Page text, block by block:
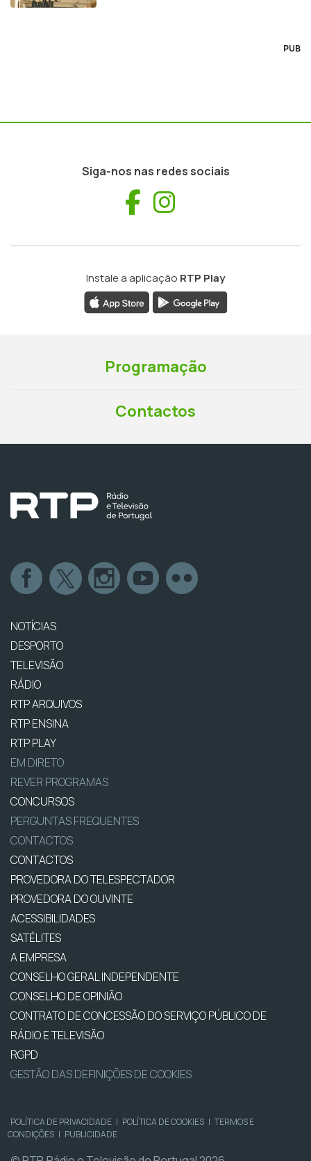
PUB
Siga-nos nas redes sociais
Facebook
Instale a aplicação RTP Play
Programação
Contactos
NOTÍCIAS
DESPORTO
TELEVISÃO
RÁDIO
RTP ARQUIVOS
RTP ENSINA
RTP PLAY
EM DIRETO
REVER PROGRAMAS
CONCURSOS
PERGUNTAS FREQUENTES
CONTACTOS
CONTACTOS
PROVEDORA DO TELESPECTADOR
PROVEDORA DO OUVINTE
ACESSIBILIDADES
SATÉLITES
A EMPRESA
CONSELHO GERAL INDEPENDENTE
CONSELHO DE OPINIÃO
CONTRATO DE CONCESSÃO DO SERVIÇO PÚBLICO DE
RÁDIO E TELEVISÃO
RGPD
GESTÃO DAS DEFINIÇÕES DE COOKIES
POLÍTICA DE PRIVACIDADE | POLÍTICA DE COOKIES | TERMOS E
CONDIÇÕES | PUBLICIDADE